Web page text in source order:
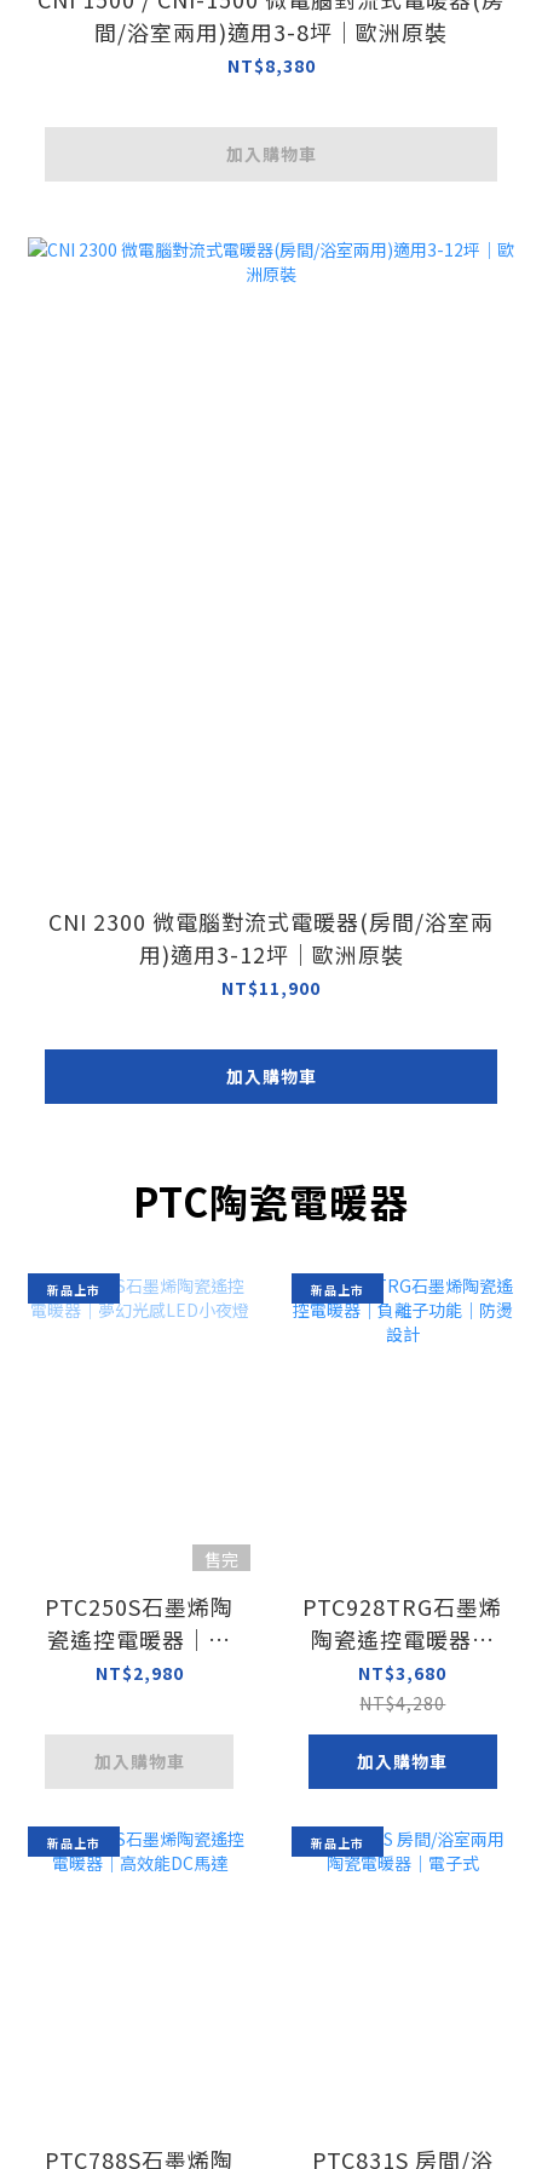
間/浴室兩用)適用3-8坪｜歐洲原裝
NT$8,380
加入購物車
CNI 2300 微電腦對流式電暖器(房間/浴室兩
用)適用3-12坪｜歐洲原裝
NT$11,900
加入購物車
PTC陶瓷電暖器
新品上市
售完
PTC250S石墨烯陶
瓷遙控電暖器｜夢
幻光感LED小夜燈
NT$2,980
加入購物車
新品上市
PTC928TRG石墨烯
陶瓷遙控電暖器｜
負離子功能｜防燙
設計
NT$3,680
NT$4,280
加入購物車
新品上市
PTC788S石墨烯陶
新品上市
PTC831S 房間/浴